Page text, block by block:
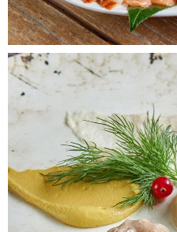
Как стать
Если Вы хотите окунуться в
праздника, мы Вам очень
заявку и наши менеджеры
уточнения деталей.